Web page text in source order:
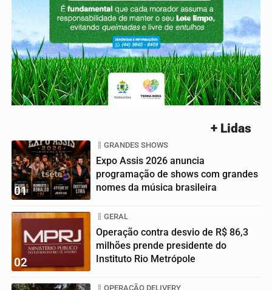
+ Lidas
01
GRANDES SHOWS
Expo Assis 2026 anuncia
programação de shows com grandes
nomes da música brasileira
02
GERAL
Operação contra desvio de R$ 86,3
milhões prende presidente do
Instituto Rio Metrópole
OPERAÇÃO DELIVERY